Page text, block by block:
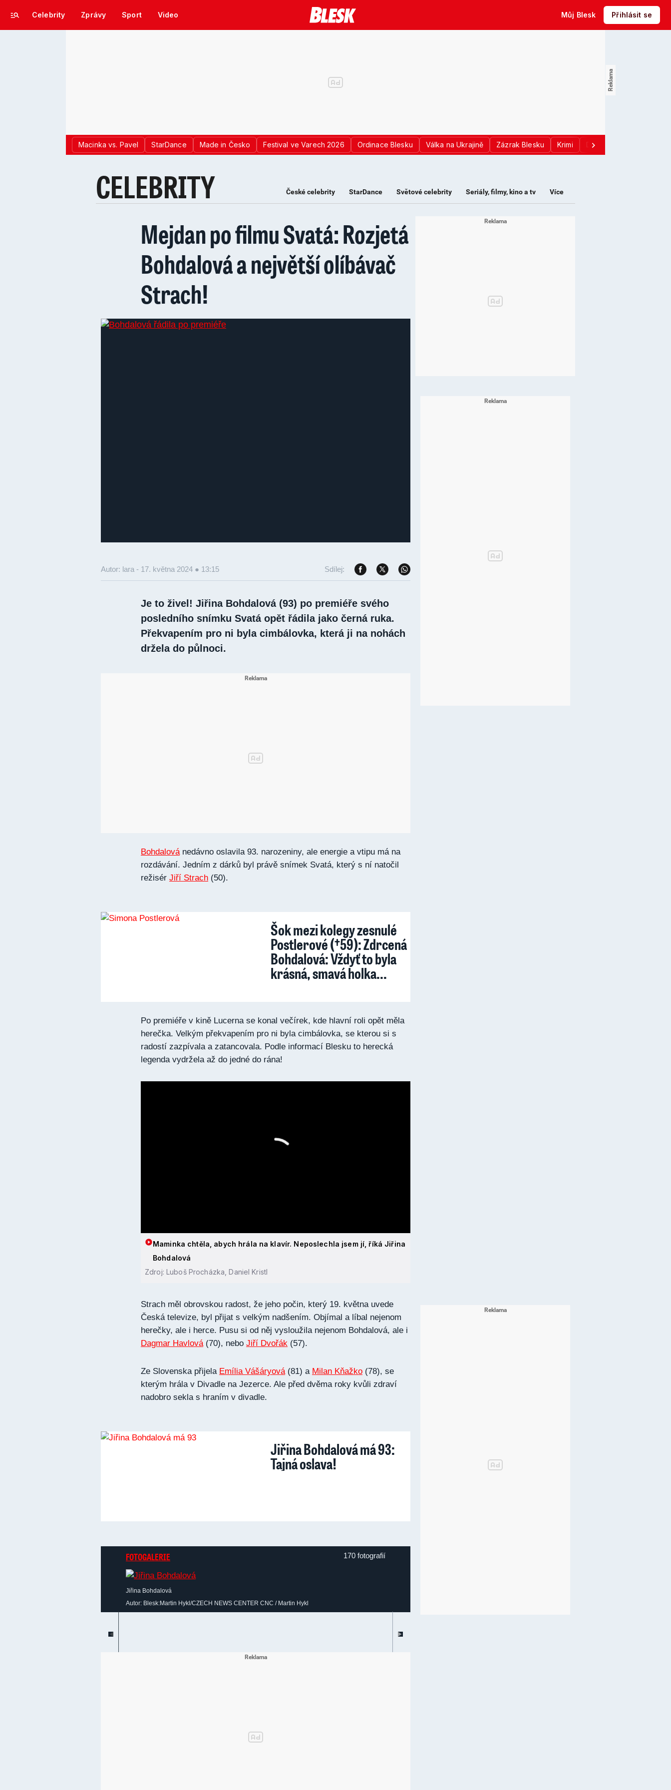
Celebrity Zprávy Sport Video Můj Blesk Přihlásit se
Macinka vs. Pavel StarDance Made in Česko Festival ve Varech 2026 Ordinace Blesku Válka na Ukrajině Zázrak Blesku Krimi Donald Trump
CELEBRITY České celebrity StarDance Světové celebrity Seriály, filmy, kino a tv Více
Mejdan po filmu Svatá: Rozjetá
Bohdalová a největší olíbávač
Strach!
Autor: lara - 17. května 2024 ● 13:15 Sdílej:
Je to živel! Jiřina Bohdalová (93) po premiéře svého
posledního snímku Svatá opět řádila jako černá ruka.
Překvapením pro ni byla cimbálovka, která ji na nohách
držela do půlnoci.
Bohdalovánedávno oslavila 93. narozeniny, ale energie a vtipu má na
rozdávání. Jedním z dárků byl právě snímek Svatá, který s ní natočil
režisér Jiří Strach (50).
Šok mezi kolegy zesnulé
Postlerové (†59): Zdrcená
Bohdalová: Vždyť to byla
krásná, smavá holka...
Po premiéře v kině Lucerna se konal večírek, kde hlavní roli opět měla
herečka. Velkým překvapením pro ni byla cimbálovka, se kterou si s
radostí zazpívala a zatancovala. Podle informací Blesku to herecká
legenda vydržela až do jedné do rána!
Maminka chtěla, abych hrála na klavír. Neposlechla jsem jí, říká Jiřina
Bohdalová
Zdroj: Luboš Procházka, Daniel Kristl
Strach měl obrovskou radost, že jeho počin, který 19. května uvede
Česká televize, byl přijat s velkým nadšením. Objímal a líbal nejenom
herečky, ale i herce. Pusu si od něj vysloužila nejenom Bohdalová, ale i
Dagmar Havlová (70), nebo Jiří Dvořák (57).
Ze Slovenska přijela Emília Vášáryová (81) a Milan Kňažko (78), se
kterým hrála v Divadle na Jezerce. Ale před dvěma roky kvůli zdraví
nadobro sekla s hraním v divadle.
Jiřina Bohdalová má 93:
Tajná oslava!
FOTOGALERIE 170 fotografií
Jiřina Bohdalová
Autor: Blesk:Martin Hykl/CZECH NEWS CENTER CNC / Martin Hykl